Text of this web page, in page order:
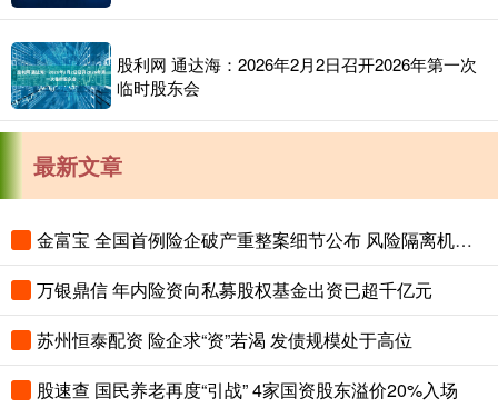
股利网 通达海：2026年2月2日召开2026年第一次
临时股东会
最新文章
金富宝 全国首例险企破产重整案细节公布 风险隔离机制保障保单债权人权益
万银鼎信 年内险资向私募股权基金出资已超千亿元
苏州恒泰配资 险企求“资”若渴 发债规模处于高位
股速查 国民养老再度“引战” 4家国资股东溢价20%入场